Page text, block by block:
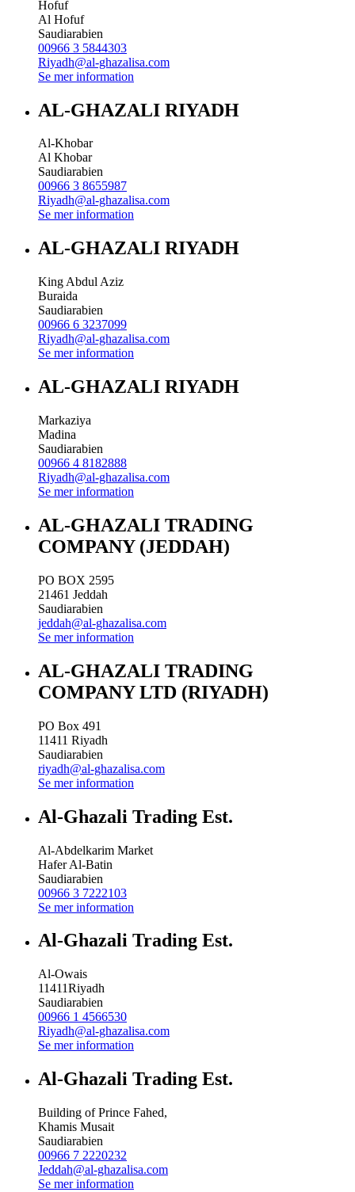
Hofuf
Al Hofuf
Saudiarabien
00966 3 5844303
Riyadh@al-ghazalisa.com
Se mer information
AL-GHAZALI RIYADH
Al-Khobar
Al Khobar
Saudiarabien
00966 3 8655987
Riyadh@al-ghazalisa.com
Se mer information
AL-GHAZALI RIYADH
King Abdul Aziz
Buraida
Saudiarabien
00966 6 3237099
Riyadh@al-ghazalisa.com
Se mer information
AL-GHAZALI RIYADH
Markaziya
Madina
Saudiarabien
00966 4 8182888
Riyadh@al-ghazalisa.com
Se mer information
AL-GHAZALI TRADING
COMPANY (JEDDAH)
PO BOX 2595
21461 Jeddah
Saudiarabien
jeddah@al-ghazalisa.com
Se mer information
AL-GHAZALI TRADING
COMPANY LTD (RIYADH)
PO Box 491
11411 Riyadh
Saudiarabien
riyadh@al-ghazalisa.com
Se mer information
Al-Ghazali Trading Est.
Al-Abdelkarim Market
Hafer Al-Batin
Saudiarabien
00966 3 7222103
Se mer information
Al-Ghazali Trading Est.
Al-Owais
11411Riyadh
Saudiarabien
00966 1 4566530
Riyadh@al-ghazalisa.com
Se mer information
Al-Ghazali Trading Est.
Building of Prince Fahed,
Khamis Musait
Saudiarabien
00966 7 2220232
Jeddah@al-ghazalisa.com
Se mer information